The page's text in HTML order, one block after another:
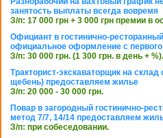
занятость выплаты всегда вовремя
З/п: 17 000 грн + 3 000 грн премии в
Официант в гостинично-
официальное оформление с
З/п: 30 000 грн. (1 300 грн. в день + %).
Тракторист-экскаваторщик на
щебень) предоставляем жилье
З/п: 20 000 - 30 000 грн.
Повар в загородный гостинично-
метод 7/7, 14/14 предоставляем
З/п: при собеседовании.